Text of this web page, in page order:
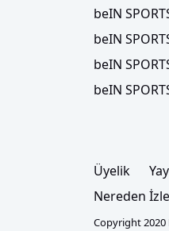
beIN
beIN
beIN
beIN
Üyelik
Nereden
Copyright 2020